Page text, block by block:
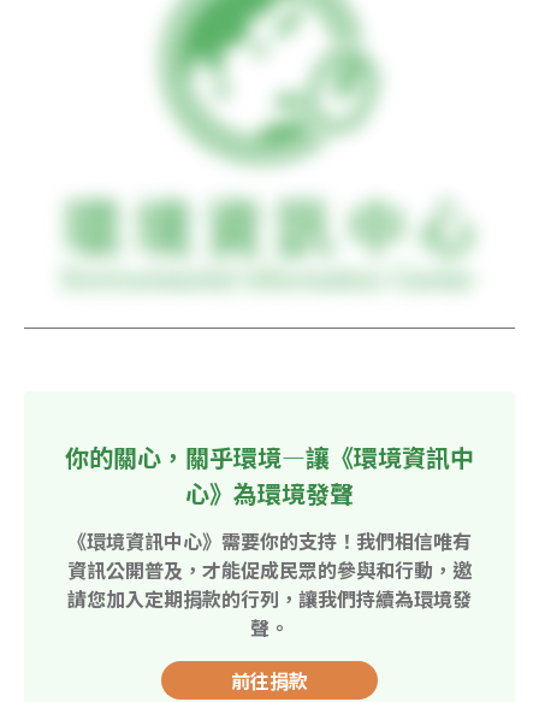
你的關心，關乎環境—讓《環境資訊中
心》為環境發聲
《環境資訊中心》需要你的支持！我們相信唯有
資訊公開普及，才能促成民眾的參與和行動，邀
請您加入定期捐款的行列，讓我們持續為環境發
聲。
前往捐款